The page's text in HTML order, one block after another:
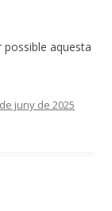
aquesta
juny de 2025